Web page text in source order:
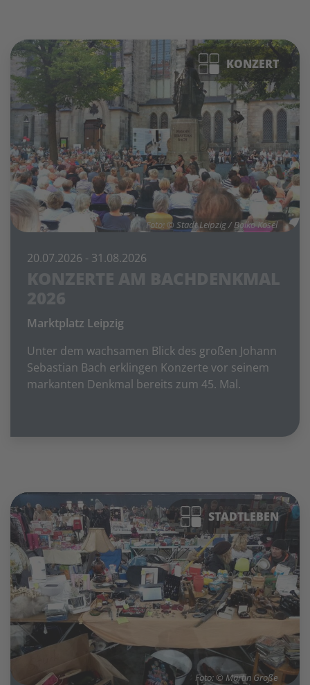
KONZERT
Foto: © Stadt Leipzig / Bolko Kosel
20.07.2026 - 31.08.2026
Marktplatz Leipzig
Unter dem wachsamen Blick des großen Johann
Sebastian Bach erklingen Konzerte vor seinem
markanten Denkmal bereits zum 45. Mal.
STADTLEBEN
Foto: © Martin Große